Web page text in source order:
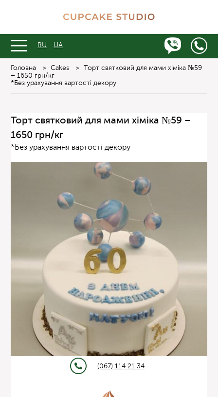
RU UA
Головна > Cakes >
Торт святковий для мами хіміка №59
– 1650 грн/кг
*Без урахування вартості декору
Торт святковий для мами хіміка №59 –
1650 грн/кг
*Без урахування вартості декору
(067) 114 21 34